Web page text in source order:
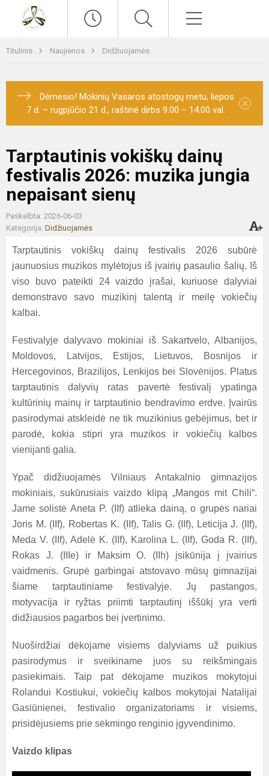
Titulinis Naujienos Didžiuojamės
Dėmesio! Mokinių Vasaros atostogų metu, liepos
7 d. – rugpjūčio 21 d., raštinė dirbs 9.00 – 14.00 val.
×
Tarptautinis vokiškų dainų
festivalis 2026: muzika jungia
nepaisant sienų
Paskelbta: 2026-06-03
Kategorija: Didžiuojamės
Tarptautinis vokiškų dainų festivalis 2026 subūrė
jaunuosius muzikos mylėtojus iš įvairių pasaulio šalių. Iš
viso buvo pateikti 24 vaizdo įrašai, kuriuose dalyviai
demonstravo savo muzikinį talentą ir meilę vokiečių
kalbai.
Festivalyje dalyvavo mokiniai iš Sakartvelo, Albanijos,
Moldovos, Latvijos, Estijos, Lietuvos, Bosnijos ir
Hercegovinos, Brazilijos, Lenkijos bei Slovėnijos. Platus
tarptautinis dalyvių ratas pavertė festivalį ypatinga
kultūrinių mainų ir tarptautinio bendravimo erdve. Įvairūs
pasirodymai atskleidė ne tik muzikinius gebėjimus, bet ir
parodė, kokia stipri yra muzikos ir vokiečių kalbos
vienijanti galia.
Ypač didžiuojamės Vilniaus Antakalnio gimnazijos
mokiniais, sukūrusiais vaizdo klipą „Mangos mit Chili“.
Jame solistė Aneta P. (IIf) atlieka dainą, o grupės nariai
Joris M. (IIf), Robertas K. (IIf), Talis G. (IIf), Leticija J. (IIf),
Meda V. (IIf), Adelė K. (IIf), Karolina L. (IIf), Goda R. (IIf),
Rokas J. (IIIe) ir Maksim O. (IIh) įsikūnija į įvairius
vaidmenis. Grupė garbingai atstovavo mūsų gimnazijai
šiame tarptautiniame festivalyje. Jų pastangos,
motyvacija ir ryžtas priimti tarptautinį iššūkį yra verti
didžiausios pagarbos bei įvertinimo.
Nuoširdžiai dėkojame visiems dalyviams už puikius
pasirodymus ir sveikiname juos su reikšmingais
pasiekimais. Taip pat dėkojame muzikos mokytojui
Rolandui Kostiukui, vokiečių kalbos mokytojai Natalijai
Gasiūnienei, festivalio organizatoriams ir visiems,
prisidėjusiems prie sėkmingo renginio įgyvendinimo.
Vaizdo klipas